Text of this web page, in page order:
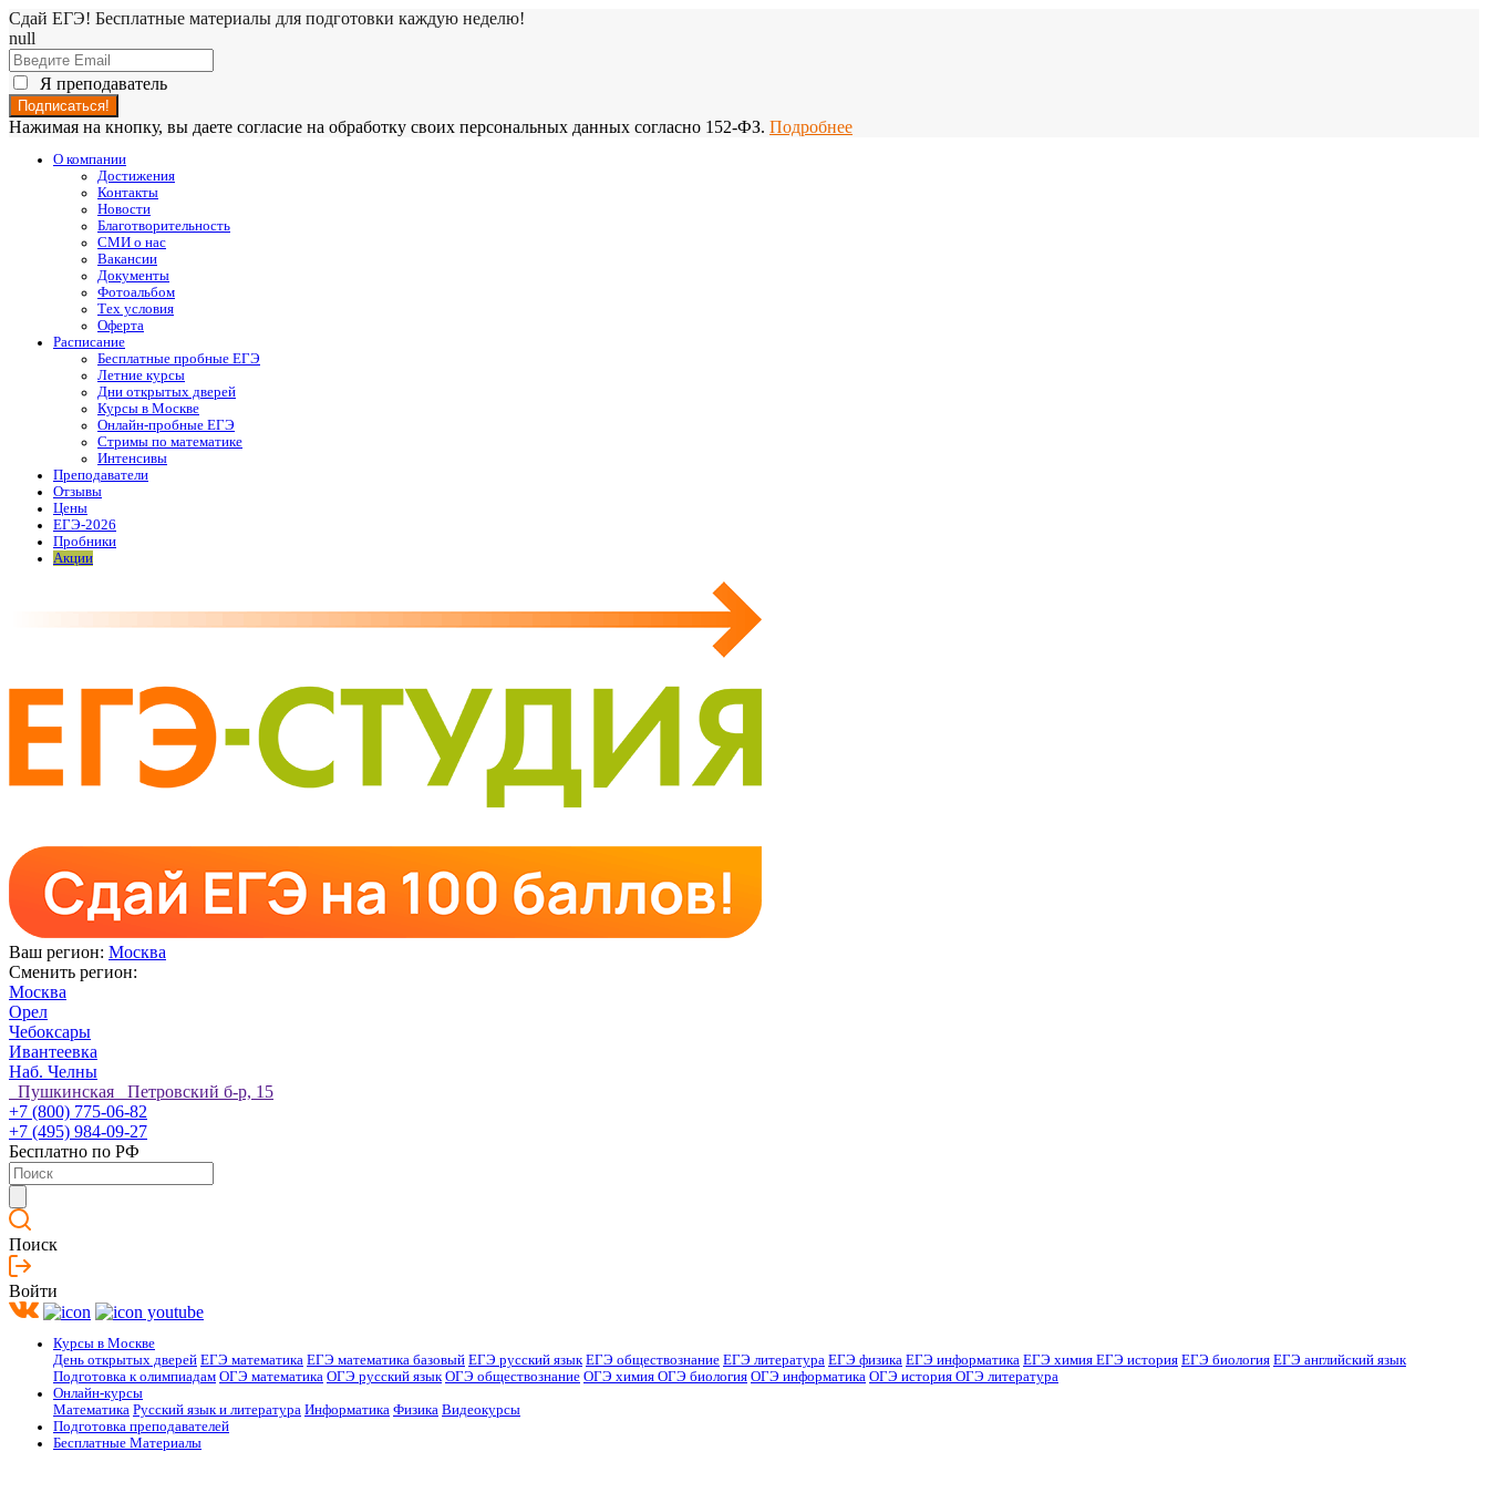
Сдай ЕГЭ! Бесплатные материалы для подготовки каждую неделю!
null
Я преподаватель
Нажимая на кнопку, вы даете согласие на обработку своих персональных данных согласно 152-ФЗ. Подробнее
О компании
Достижения
Контакты
Новости
Благотворительность
СМИ о нас
Вакансии
Документы
Фотоальбом
Тех условия
Оферта
Расписание
Бесплатные пробные ЕГЭ
Летние курсы
Дни открытых дверей
Курсы в Москве
Онлайн-пробные ЕГЭ
Стримы по математике
Интенсивы
Преподаватели
Отзывы
Цены
ЕГЭ-2026
Пробники
Акции
Ваш регион: Москва
Сменить регион:
Москва
Орел
Чебоксары
Ивантеевка
Наб. Челны
Пушкинская Петровский б-р, 15
+7 (800) 775-06-82
+7 (495) 984-09-27
Бесплатно по РФ
Поиск
Войти
Курсы в Москве
День открытых дверей ЕГЭ математика ЕГЭ математика базовый ЕГЭ русский язык ЕГЭ обществознание ЕГЭ литература ЕГЭ физика ЕГЭ информатика ЕГЭ химия ЕГЭ история ЕГЭ биология ЕГЭ английский язык
Подготовка к олимпиадам ОГЭ математика ОГЭ русский язык ОГЭ обществознание ОГЭ химия ОГЭ биология ОГЭ информатика ОГЭ история ОГЭ литература
Онлайн-курсы
Математика Русский язык и литература Информатика Физика Видеокурсы
Подготовка преподавателей
Бесплатные Материалы